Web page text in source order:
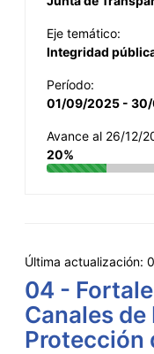
Eje temático:
Integridad
Período:
01/09/2025 -
Avance al 26/12/
20%
Última actualización:
04 -
Canales
Protección